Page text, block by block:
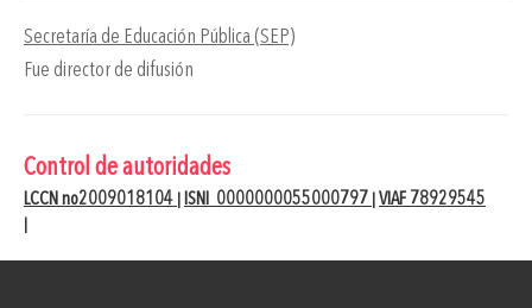
Secretaría de Educación Pública (SEP)
Fue director de difusión
Control de autoridades
LCCN no2009018104 ISNI 0000000055000797 VIAF 78929545